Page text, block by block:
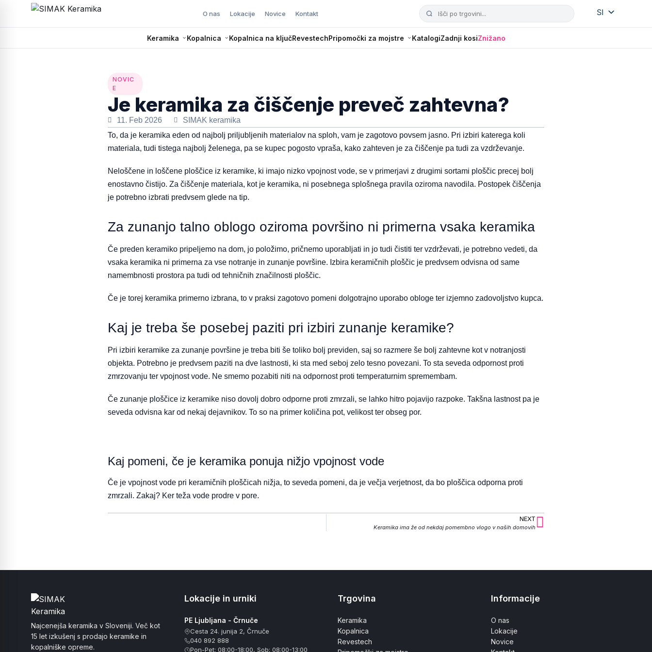
O nas Lokacije Novice Kontakt
SI
Keramika Kopalnica Kopalnica na ključRevestechPripomočki za mojstre KatalogiZadnji kosiZnižano
NOVIC
E
Je keramika za čiščenje preveč zahtevna?
11. Feb 2026
SIMAK keramika
To, da je keramika eden od najbolj priljubljenih materialov na sploh, vam je zagotovo povsem jasno. Pri izbiri katerega koli
materiala, tudi tistega najbolj želenega, pa se kupec pogosto vpraša, kako zahteven je za čiščenje pa tudi za vzdrževanje.
Neloščene in loščene ploščice iz keramike, ki imajo nizko vpojnost vode, se v primerjavi z drugimi sortami ploščic precej bolj
enostavno čistijo. Za čiščenje materiala, kot je keramika, ni posebnega splošnega pravila oziroma navodila. Postopek čiščenja
je potrebno izbrati predvsem glede na tip.
Za zunanjo talno oblogo oziroma površino ni primerna vsaka keramika
Če preden keramiko pripeljemo na dom, jo položimo, pričnemo uporabljati in jo tudi čistiti ter vzdrževati, je potrebno vedeti, da
vsaka keramika ni primerna za vse notranje in zunanje površine. Izbira keramičnih ploščic je predvsem odvisna od same
namembnosti prostora pa tudi od tehničnih značilnosti ploščic.
Če je torej keramika primerno izbrana, to v praksi zagotovo pomeni dolgotrajno uporabo obloge ter izjemno zadovoljstvo kupca.
Kaj je treba še posebej paziti pri izbiri zunanje keramike?
Pri izbiri keramike za zunanje površine je treba biti še toliko bolj previden, saj so razmere še bolj zahtevne kot v notranjosti
objekta. Potrebno je predvsem paziti na dve lastnosti, ki sta med seboj zelo tesno povezani. To sta seveda odpornost proti
zmrzovanju ter vpojnost vode. Ne smemo pozabiti niti na odpornost proti temperaturnim spremembam.
Če zunanje ploščice iz keramike niso dovolj dobro odporne proti zmrzali, se lahko hitro pojavijo razpoke. Takšna lastnost pa je
seveda odvisna kar od nekaj dejavnikov. To so na primer količina pot, velikost ter obseg por.
Kaj pomeni, če je keramika ponuja nižjo vpojnost vode
Če je vpojnost vode pri keramičnih ploščicah nižja, to seveda pomeni, da je večja verjetnost, da bo ploščica odporna proti
zmrzali. Zakaj? Ker teža vode prodre v pore.
NEXT
Keramika ima že od nekdaj pomembno vlogo v naših domovih
Najcenejša keramika v Sloveniji. Več kot
15 let izkušenj s prodajo keramike in
kopalniške opreme.
Lokacije in urniki
PE Ljubljana - Črnuče
Cesta 24. junija 2, Črnuče
040 892 888
Pon-Pet: 08:00-18:00, Sob: 08:00-13:00
Trgovina
Keramika
Kopalnica
Revestech
Informacije
O nas
Lokacije
Novice